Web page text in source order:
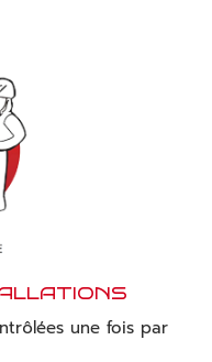
une fois par